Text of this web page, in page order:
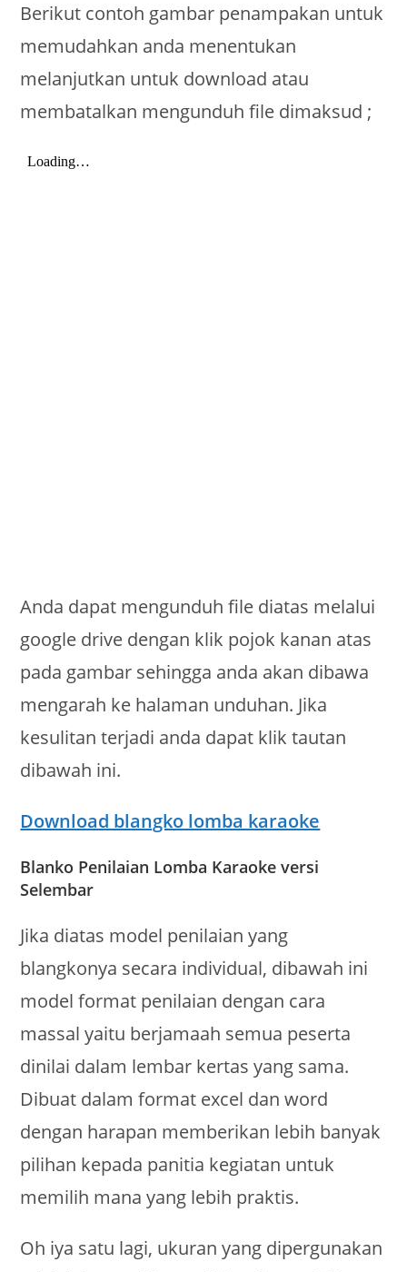
Berikut contoh gambar penampakan untuk
memudahkan anda menentukan
melanjutkan untuk download atau
membatalkan mengunduh file dimaksud ;
Anda dapat mengunduh file diatas melalui
google drive dengan klik pojok kanan atas
pada gambar sehingga anda akan dibawa
mengarah ke halaman unduhan. Jika
kesulitan terjadi anda dapat klik tautan
dibawah ini.
Download blangko lomba karaoke
Blanko Penilaian Lomba Karaoke versi
Selembar
Jika diatas model penilaian yang
blangkonya secara individual, dibawah ini
model format penilaian dengan cara
massal yaitu berjamaah semua peserta
dinilai dalam lembar kertas yang sama.
Dibuat dalam format excel dan word
dengan harapan memberikan lebih banyak
pilihan kepada panitia kegiatan untuk
memilih mana yang lebih praktis.
Oh iya satu lagi, ukuran yang dipergunakan